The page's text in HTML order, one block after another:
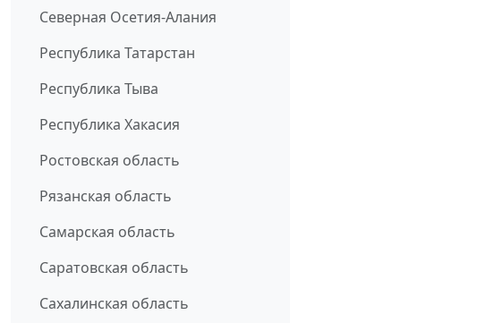
Северная Осетия-Алания
Республика Татарстан
Республика Тыва
Республика Хакасия
Ростовская область
Рязанская область
Самарская область
Саратовская область
Сахалинская область